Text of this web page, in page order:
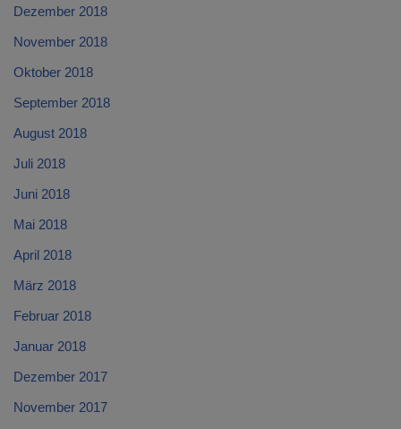
Dezember 2018
November 2018
Oktober 2018
September 2018
August 2018
Juli 2018
Juni 2018
Mai 2018
April 2018
März 2018
Februar 2018
Januar 2018
Dezember 2017
November 2017